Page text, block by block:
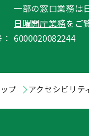
一部の窓口業務は
日曜開庁業務をご
6000020082244
プ アクセシビリテ